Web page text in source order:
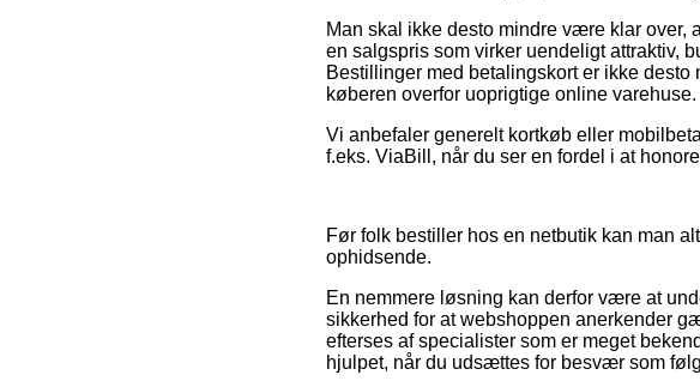
Man skal ikke desto mindre være klar over,
en salgspris som virker uendeligt attraktiv,
Bestillinger med betalingskort er ikke
køberen overfor uoprigtige online varehuse.
Vi anbefaler generelt kortkøb eller
f.eks. ViaBill, når du ser en fordel i at
Før folk bestiller hos en netbutik kan man
ophidsende.
En nemmere løsning kan derfor være at
sikkerhed for at webshoppen anerkender
efterses af specialister som er meget
hjulpet, når du udsættes for besvær som